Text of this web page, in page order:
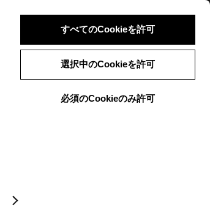
すべてのCookieを許可
選択中のCookieを許可
必須のCookieのみ許可
ログイン 検索 メニュー
メニュー